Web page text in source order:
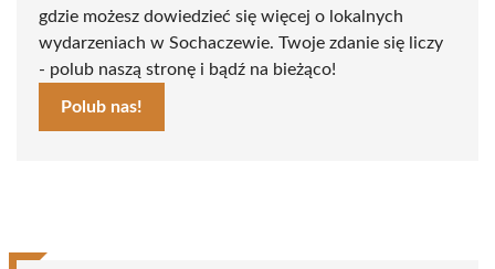
gdzie możesz dowiedzieć się więcej o lokalnych
wydarzeniach w Sochaczewie. Twoje zdanie się liczy
- polub naszą stronę i bądź na bieżąco!
Polub nas!